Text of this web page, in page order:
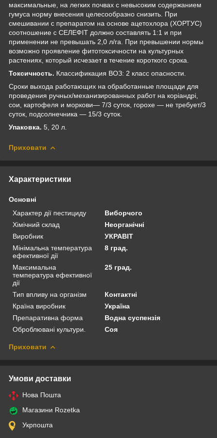
максимальные, на легких почвах с невысоким содержанием
гумуса норму внесения целесообразно снизить. При
смешивании с препаратом на основе ацетохлора (ХОРТУС)
соотношение с СЕЛЕФІТ должно составлять 1:1 и при
применении не превышать 2,0 л/га. При превышении нормы
возможно проявление фитотоксичности на культурных
растениях, который исчезает в течение короткого срока.
Токсичность. Классификация ВОЗ: 2 класс опасности.
Сроки выхода работающих на обработанные площади для
проведения ручных/механизированных работ на коріандрі,
сои, картофеля и моркови— 7/3 суток, горохе — не требует/3
суток, подсолнечника — 15/3 суток.
Упаковка. 5, 20 л.
Приховати
Характеристики
Основні
Характер дії пестициду
Виборчого
Хімічний склад
Неорганічні
Виробник
УКРАВІТ
Мінімальна температура
ефективної дії
8 град.
Максимальна
температура ефективної
дії
25 град.
Тип впливу на організм
Контактні
Країна виробник
Україна
Препаративна форма
Водна суспензія
Оброблювані культури.
Соя
Приховати
Умови доставки
Нова Пошта
Магазини Rozetka
Укрпошта